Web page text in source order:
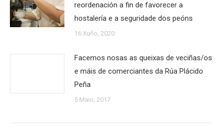
reordenación a fin de favorecer a
hostalería e a seguridade dos peóns
16 Xuño, 2020
Facemos nosas as queixas de veciñas/os
e máis de comerciantes da Rúa Plácido
Peña
5 Maio, 2017